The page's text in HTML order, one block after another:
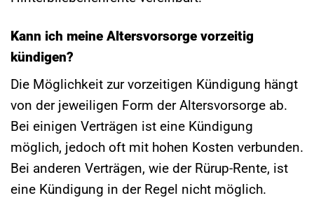
Kann ich meine Altersvorsorge vorzeitig
kündigen?
Die Möglichkeit zur vorzeitigen Kündigung hängt
von der jeweiligen Form der Altersvorsorge ab.
Bei einigen Verträgen ist eine Kündigung
möglich, jedoch oft mit hohen Kosten verbunden.
Bei anderen Verträgen, wie der Rürup-Rente, ist
eine Kündigung in der Regel nicht möglich.